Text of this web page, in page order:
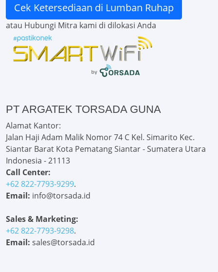
Cek Ketersediaan di Lumban Ruhap
atau Hubungi Mitra kami di dilokasi Anda
PT ARGATEK TORSADA GUNA
Alamat Kantor:
Jalan Haji Adam Malik Nomor 74 C Kel. Simarito Kec.
Siantar Barat Kota Pematang Siantar - Sumatera Utara
Indonesia - 21113
Call Center:
+62 822-7793-9299.
Email: info@torsada.id
Sales & Marketing:
+62 822-7793-9298.
Email: sales@torsada.id